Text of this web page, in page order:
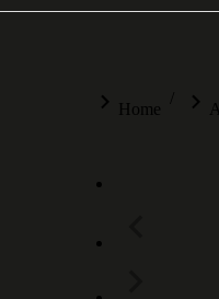
You are here:
Home